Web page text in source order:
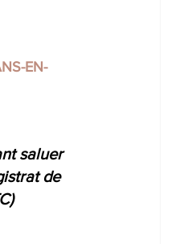
EN-
saluer
de